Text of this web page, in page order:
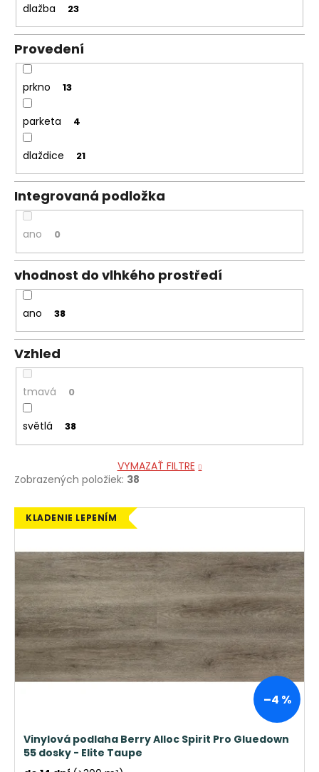
dlažba 23
Provedení
prkno 13
parketa 4
dlaždice 21
Integrovaná podložka
ano 0
vhodnost do vlhkého prostředí
ano 38
Vzhled
tmavá 0
světlá 38
VYMAZAŤ FILTRE
Zobrazených položiek: 38
V
ý
p
s
p
r
o
d
u
o
KLADENIE LEPENÍM
–4 %
Vinylová podlaha Berry Alloc Spirit Pro Gluedown
55 dosky - Elite Taupe